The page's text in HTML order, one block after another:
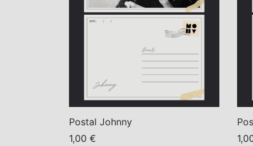
Postal Johnny
1,00 €